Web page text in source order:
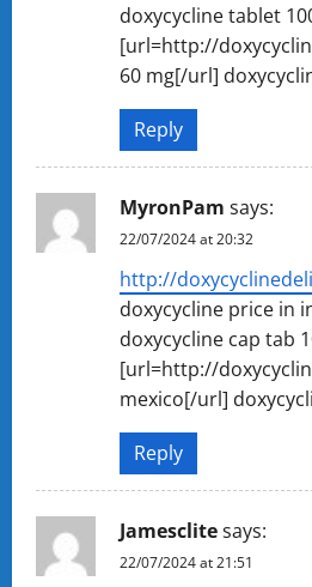
doxycycline tablet
[url=http://
60 mg[/url]
Reply
MyronPam says:
22/07/2024 at 20:32
http://
doxycycline price in
doxycycline cap tab
[url=http://
mexico[/url]
Reply
Jamesclitesays:
22/07/2024 at 21:51